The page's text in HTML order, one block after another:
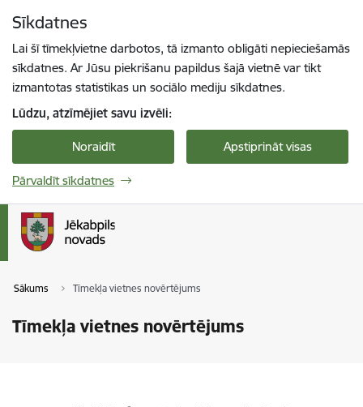
Sīkdatnes
Lai šī tīmekļvietne darbotos, tā izmanto obligāti nepieciešamās
sīkdatnes. Ar Jūsu piekrišanu papildus šajā vietnē var tikt
izmantotas statistikas un sociālo mediju sīkdatnes.
Lūdzu, atzīmējiet savu izvēli:
Noraidīt Apstiprināt visas
Pārvaldīt sīkdatnes
Sākums Tīmekļa vietnes novērtējums
Tīmekļa vietnes novērtējums